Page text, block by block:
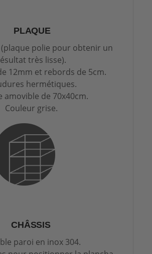
PLAQUE
polie pour obtenir un
très lisse).
12mm et rebords de 5cm.
hermétiques.
amovible de 70x40cm.
Couleur grise.
CHÂSSIS
paroi en inox 304.